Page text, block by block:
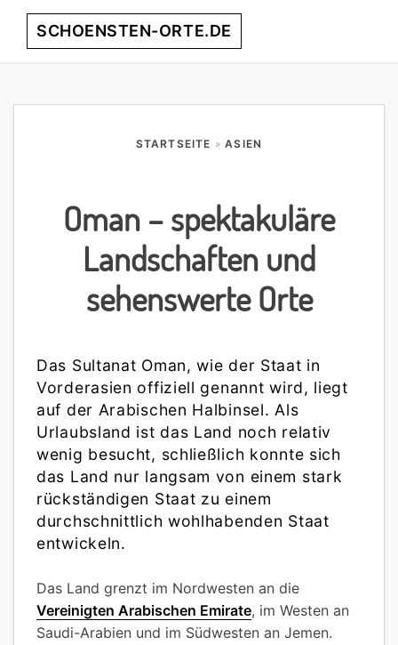
Skip
Skip
Skip
Skip
SCHOENSTEN-ORTE.DE
STARTSEITE »ASIEN
Oman – spektakuläre
Landschaften und
sehenswerte Orte
Das Sultanat Oman, wie der Staat in
Vorderasien offiziell genannt wird, liegt
auf der Arabischen Halbinsel. Als
Urlaubsland ist das Land noch relativ
wenig besucht, schließlich konnte sich
das Land nur langsam von einem stark
rückständigen Staat zu einem
durchschnittlich wohlhabenden Staat
entwickeln.
Das Land grenzt im Nordwesten an die
Vereinigten Arabischen Emirate, im Westen an
Saudi-Arabien und im Südwesten an Jemen.